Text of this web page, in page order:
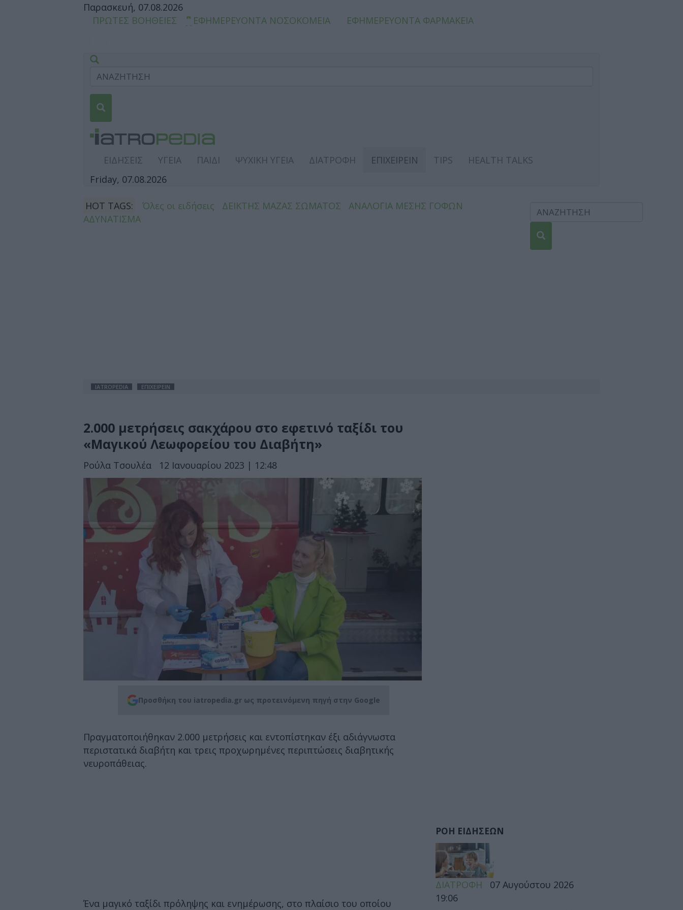
Παρασκευή, 07.08.2026
ΠΡΩΤΕΣ ΒΟΗΘΕΙΕΣ
ΕΦΗΜΕΡΕΥΟΝΤΑ ΝΟΣΟΚΟΜΕΙΑ ΕΦΗΜΕΡΕΥΟΝΤΑ ΦΑΡΜΑΚΕΙΑ
ΕΙΔΗΣΕΙΣ ΥΓΕΙΑ ΠΑΙΔΙ ΨΥΧΙΚΗ ΥΓΕΙΑ ΔΙΑΤΡΟΦΗ ΕΠΙΧΕΙΡΕΙΝ TIPS
HEALTH TALKS
Friday, 07.08.2026
HOT TAGS: Όλες οι ειδήσεις ΔΕΙΚΤΗΣ ΜΑΖΑΣ ΣΩΜΑΤΟΣ
ΑΝΑΛΟΓΙΑ ΜΕΣΗΣ ΓΟΦΩΝ
ΑΔΥΝΑΤΙΣΜΑ
IATROPEDIA ΕΠΙΧΕΙΡΕΙΝ
2.000 μετρήσεις σακχάρου στο εφετινό ταξίδι του
«Μαγικού Λεωφορείου του Διαβήτη»
Ρούλα Τσουλέα 12 Ιανουαρίου 2023 | 12:48
Προσθήκη του iatropedia.gr ως προτεινόμενη πηγή στην Google
Πραγματοποιήθηκαν 2.000 μετρήσεις και εντοπίστηκαν έξι αδιάγνωστα
περιστατικά διαβήτη και τρεις προχωρημένες περιπτώσεις διαβητικής
νευροπάθειας.
Ένα μαγικό ταξίδι πρόληψης και ενημέρωσης, στο πλαίσιο του οποίου
ΡΟΗ ΕΙΔΗΣΕΩΝ
ΔΙΑΤΡΟΦΗ
07 Αυγούστου 2026
19:06